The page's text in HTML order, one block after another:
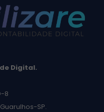
Digital.
8
SP.